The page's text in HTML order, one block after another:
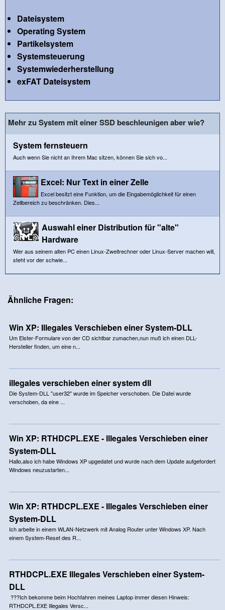
Dateisystem
Operating System
Partikelsystem
Systemsteuerung
Systemwiederherstellung
exFAT Dateisystem
Mehr zu System mit einer SSD beschleunigen aber wie?
System fernsteuern
Auch wenn Sie nicht an Ihrem Mac sitzen, können Sie sich vo...
Excel: Nur Text in einer Zelle
Excel besitzt eine Funktion, um die Eingabemöglichkeit für einen
Zellbereich zu beschränken. Dies...
Auswahl einer Distribution für "alte"
Hardware
Wer aus seinem alten PC einen Linux-Zweitrechner oder Linux-Server machen will,
steht vor der schwie...
Ähnliche Fragen:
Win XP: Illegales Verschieben einer System-DLL
Um Elster-Formulare von der CD sichtbar zumachen,nun muß ich einen DLL-
Hersteller finden, um eine n...
illegales verschieben einer system dll
Die System-DLL "user32" wurde im Speicher verschoben. Die Datei wurde
verschoben, da eine ...
Win XP: RTHDCPL.EXE - lllegales Verschieben einer
System-DLL
Hallo,also ich habe Windows XP upgedatet und wurde nach dem Update aufgefordert
Windows neuzustarten...
Win XP: RTHDCPL.EXE - Illegales Verschieben einer
System-DLL
Ich arbeite in einem WLAN-Netzwerk mit Analog Router unter Windows XP. Nach
einem System-Reset des R...
RTHDCPL.EXE Illegales Verschieben einer System-
DLL
???Ich bekomme beim Hochfahren meines Laptop immer diesen Hinweis:
RTHDCPL.EXE Illegales Versc...